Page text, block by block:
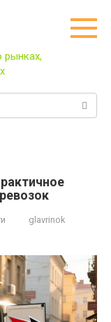
рынках,
glavrinok